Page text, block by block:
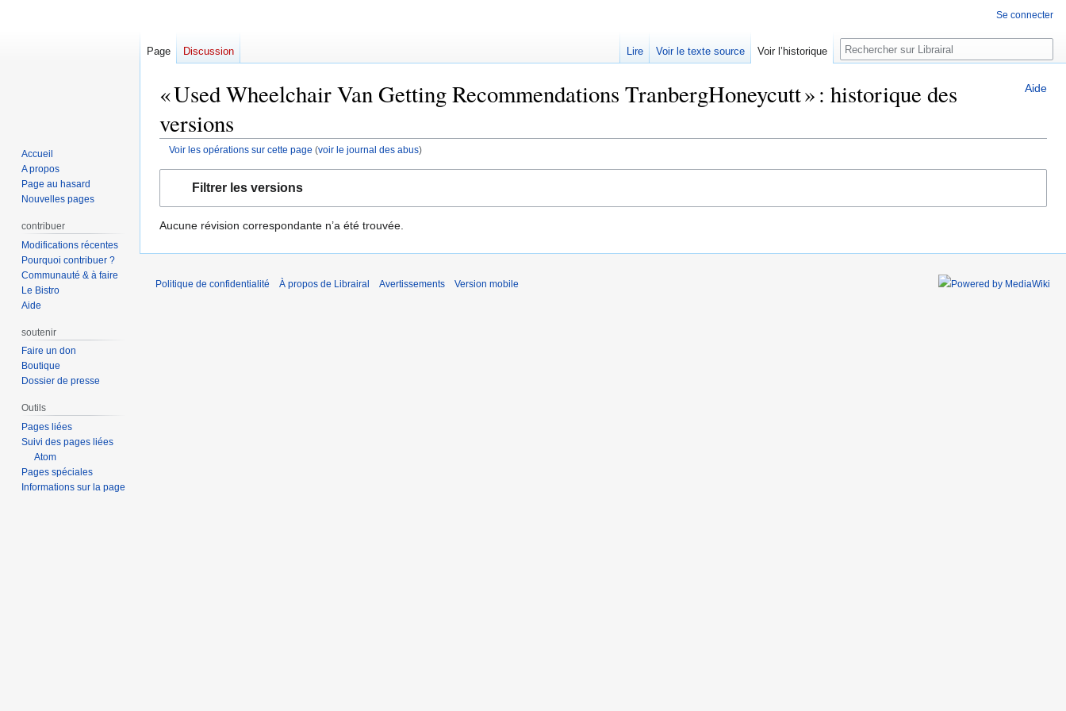
Aide
« Used Wheelchair Van Getting Recommendations TranbergHoneycutt » : historique des
versions
Voir les opérations sur cette page (voir le journal des abus)
navigation
recherche
Filtrer les versions
Aucune révision correspondante n’a été trouvée.
Se connecter
Page Discussion Lire Voir le texte source Voir l’historique Rechercher
Accueil
A propos
Page au hasard
Nouvelles pages
contribuer
Modifications récentes
Pourquoi contribuer ?
Communauté & à faire
Le Bistro
Aide
soutenir
Faire un don
Boutique
Dossier de presse
Outils
Pages liées
Suivi des pages liées
Atom
Pages spéciales
Informations sur la page
Politique de confidentialité À propos de Librairal Avertissements Version mobile